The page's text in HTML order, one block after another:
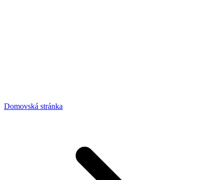
Domovská stránka